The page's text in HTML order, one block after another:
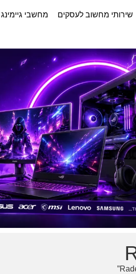
שירותי מחשוב לעסקים מחשבי גיימינג